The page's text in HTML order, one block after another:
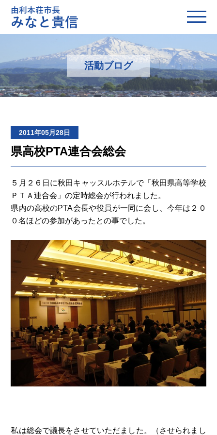
活動ブログ
2011年05月28日
県高校PTA連合会総会
５月２６日に秋田キャッスルホテルで「秋田県高等学校
ＰＴＡ連合会」の定時総会が行われました。
県内の高校のPTA会長や役員が一同に会し、今年は２０
０名ほどの参加があったとの事でした。
私は総会で議長をさせていただました。（させられまし